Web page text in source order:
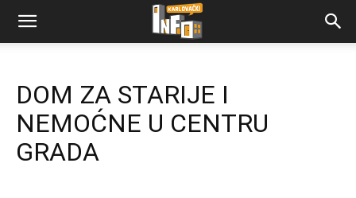
DOM ZA STARIJE I
NEMOĆNE U CENTRU
GRADA